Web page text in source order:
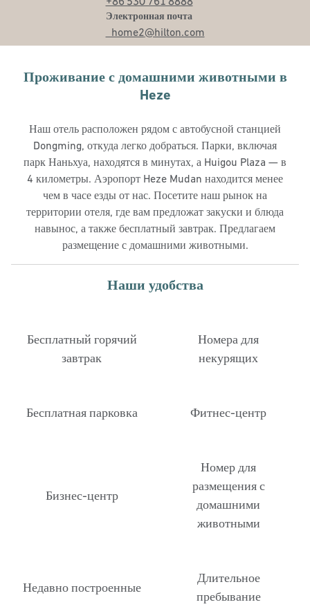
Электронная почта
Электронная почтаHZADM
_home2@hilton.com
Проживание с домашними животными в
Heze
Наш отель расположен рядом с автобусной станцией
Dongming, откуда легко добраться. Парки, включая
парк Наньхуа, находятся в минутах, а Huigou Plaza — в
4 километры. Аэропорт Heze Mudan находится менее
чем в часе езды от нас. Посетите наш рынок на
территории отеля, где вам предложат закуски и блюда
навынос, а также бесплатный завтрак. Предлагаем
размещение с домашними животными.
Наши удобства
Бесплатный горячий
завтрак
Номера для
некурящих
Бесплатная парковка Фитнес-центр
Бизнес-центр
Номер для
размещения с
домашними
животными
Недавно построенные
Длительное
пребывание